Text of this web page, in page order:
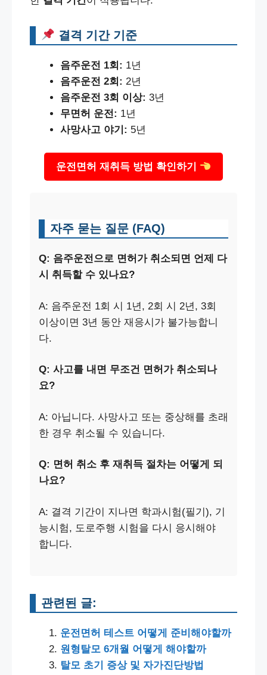
결격 기간 기준
음주운전 1회: 1년
음주운전 2회: 2년
음주운전 3회 이상: 3년
무면허 운전: 1년
사망사고 야기: 5년
운전면허 재취득 방법 확인하기
자주 묻는 질문 (FAQ)
Q: 음주운전으로 면허가 취소되면 언제 다
시 취득할 수 있나요?
A: 음주운전 1회 시 1년, 2회 시 2년, 3회
이상이면 3년 동안 재응시가 불가능합니
다.
Q: 사고를 내면 무조건 면허가 취소되나
요?
A: 아닙니다. 사망사고 또는 중상해를 초래
한 경우 취소될 수 있습니다.
Q: 면허 취소 후 재취득 절차는 어떻게 되
나요?
A: 결격 기간이 지나면 학과시험(필기), 기
능시험, 도로주행 시험을 다시 응시해야
합니다.
관련된 글:
운전면허 테스트 어떻게 준비해야할까
원형탈모 6개월 어떻게 해야할까
탈모 초기 증상 및 자가진단방법